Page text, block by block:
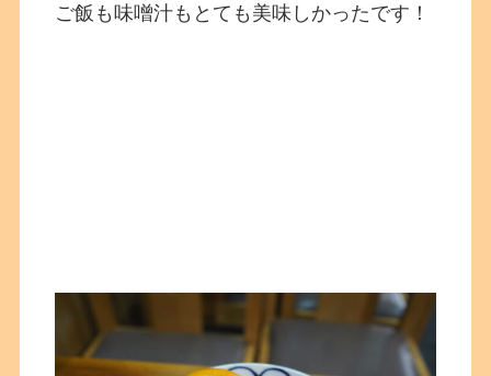
ご飯も味噌汁もとても美味しかったです！